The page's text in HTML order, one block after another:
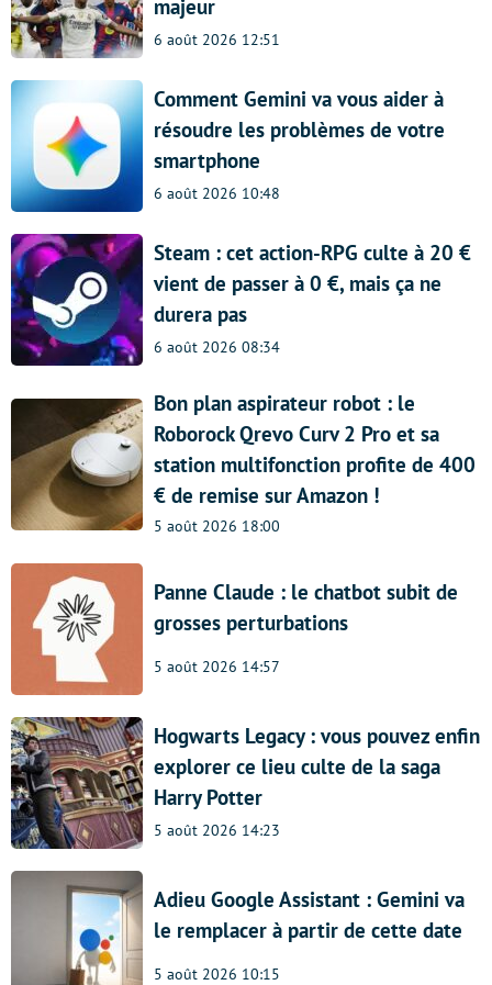
majeur
6 août 2026 12:51
Comment Gemini va vous aider à
résoudre les problèmes de votre
smartphone
6 août 2026 10:48
Steam : cet action-RPG culte à 20 €
vient de passer à 0 €, mais ça ne
durera pas
6 août 2026 08:34
Bon plan aspirateur robot : le
Roborock Qrevo Curv 2 Pro et sa
station multifonction profite de 400
€ de remise sur Amazon !
5 août 2026 18:00
Panne Claude : le chatbot subit de
grosses perturbations
5 août 2026 14:57
Hogwarts Legacy : vous pouvez enfin
explorer ce lieu culte de la saga
Harry Potter
5 août 2026 14:23
Adieu Google Assistant : Gemini va
le remplacer à partir de cette date
5 août 2026 10:15